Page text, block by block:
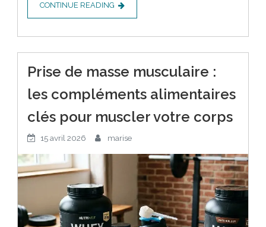
CONTINUE READING
Prise de masse musculaire :
les compléments alimentaires
clés pour muscler votre corps
15 avril 2026 marise